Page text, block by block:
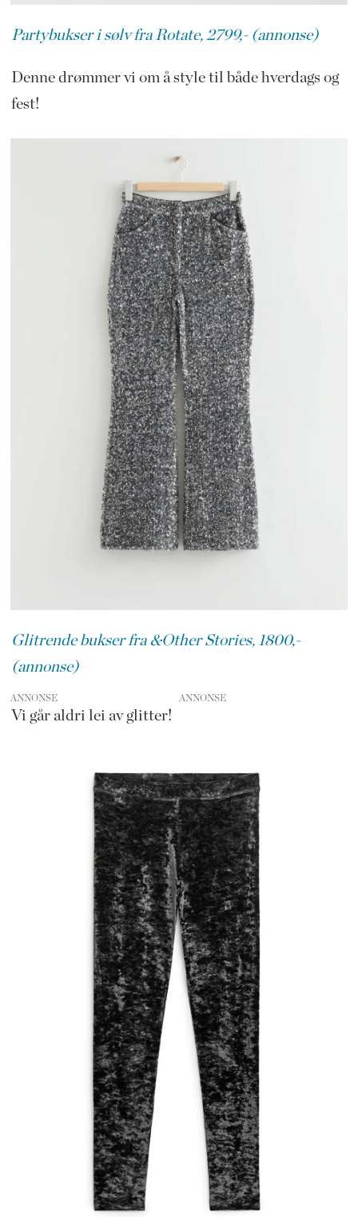
Partybukser i sølv fra Rotate, 2799,- (annonse)
Denne drømmer vi om å style til både hverdags og
fest!
Glitrende bukser fra &Other Stories, 1800,-
(annonse)
ANNONSE
Vi går aldri lei av glitter!